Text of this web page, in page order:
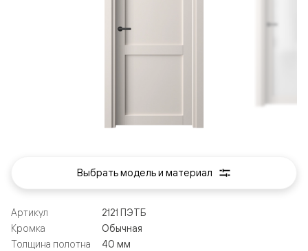
Артикул
2121 ПЭТБ
Кромка
Обычная
Толщина полотна
40 мм
Выбрать модель и материал